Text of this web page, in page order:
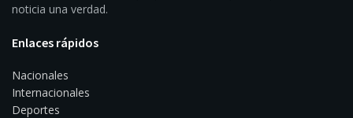
noticia una verdad.
Enlaces rápidos
Nacionales
Internacionales
Deportes